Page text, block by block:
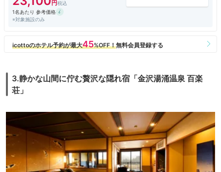
1名あたり 参考価格
※対象施設のみ
3.静かな山間に佇む贅沢な隠れ宿「金沢湯涌温泉 百楽
荘」